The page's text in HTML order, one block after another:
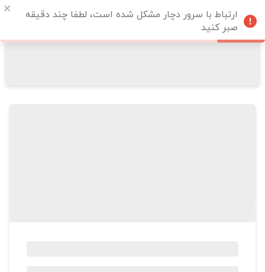
ارتباط با سرور دچار مشکل شده است، لطفا چند دقیقه
صبر کنید